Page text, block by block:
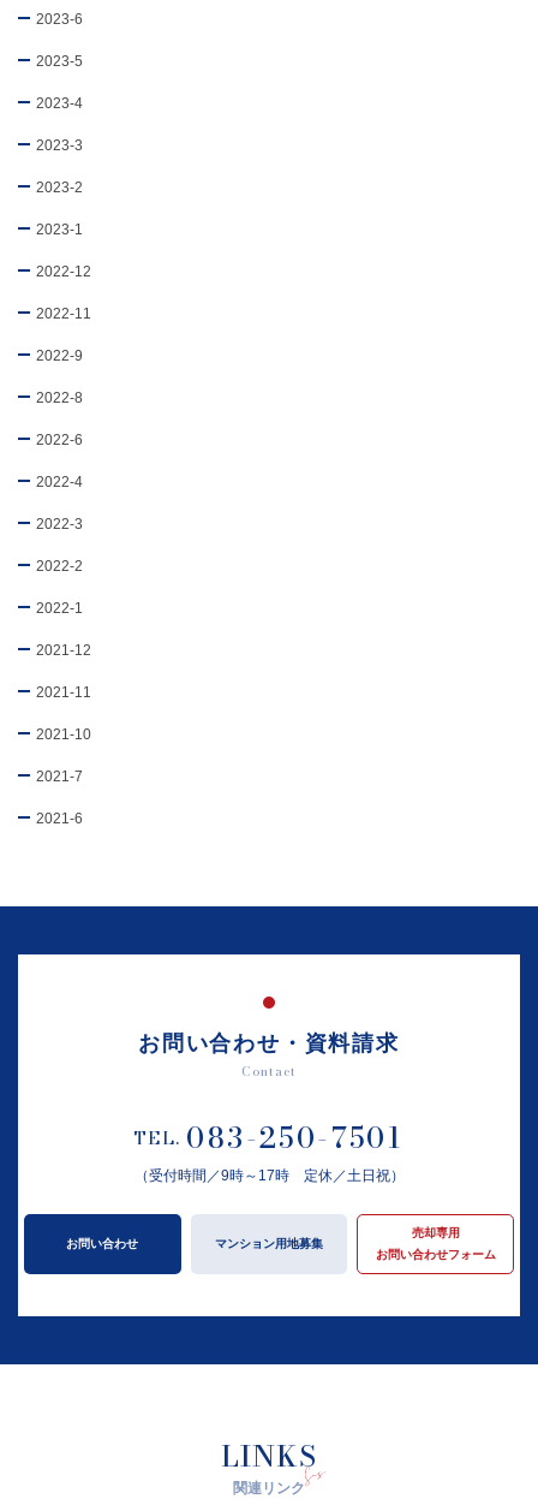
2023-6
2023-5
2023-4
2023-3
2023-2
2023-1
2022-12
2022-11
2022-9
2022-8
2022-6
2022-4
2022-3
2022-2
2022-1
2021-12
2021-11
2021-10
2021-7
2021-6
お問い合わせ・資料請求
Contact
TEL. 083-250-7501
（受付時間／9時～17時 定休／土日祝）
お問い合わせ マンション用地募集
売却専用
お問い合わせフォーム
LINKS
関連リンク